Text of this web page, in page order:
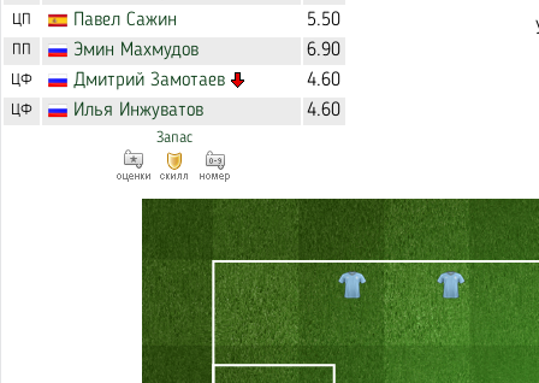
ЦП Павел Сажин 5.50
ПП Эмин Махмудов 6.90
ЦФ Дмитрий Замотаев 4.60
ЦФ Илья Инжуватов 4.60
Запас